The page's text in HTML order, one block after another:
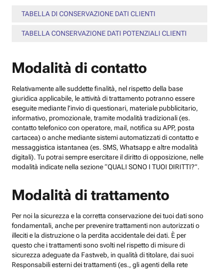
TABELLA DI CONSERVAZIONE DATI CLIENTI
TABELLA CONSERVAZIONE DATI POTENZIALI CLIENTI
Modalità di contatto
Relativamente alle suddette finalità, nel rispetto della base
giuridica applicabile, le attività di trattamento potranno essere
eseguite mediante l’invio di questionari, materiale pubblicitario,
informativo, promozionale, tramite modalità tradizionali (es.
contatto telefonico con operatore, mail, notifica su APP, posta
cartacea) o anche mediante sistemi automatizzati di contatto e
messaggistica istantanea (es. SMS, Whatsapp e altre modalità
digitali). Tu potrai sempre esercitare il diritto di opposizione, nelle
modalità indicate nella sezione “QUALI SONO I TUOI DIRITTI?”.
Modalità di trattamento
Per noi la sicurezza e la corretta conservazione dei tuoi dati sono
fondamentali, anche per prevenire trattamenti non autorizzati o
illeciti e la distruzione o la perdita accidentale dei dati. È per
questo che i trattamenti sono svolti nel rispetto di misure di
sicurezza adeguate da Fastweb, in qualità di titolare, dai suoi
Responsabili esterni dei trattamenti (es., gli agenti della rete